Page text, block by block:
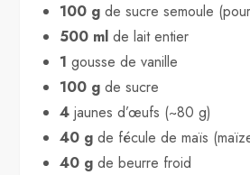
100 g de sucre semoule
500 ml de lait entier
1 gousse de vanille
100 g de sucre
4 jaunes d’œufs (~80 g)
40 g de fécule de maïs
40 g de beurre froid